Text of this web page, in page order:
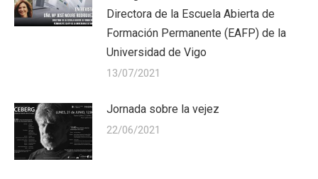
Directora de la Escuela Abierta de
Formación Permanente (EAFP) de la
Universidad de Vigo
13/07/2021
Jornada sobre la vejez
22/06/2021